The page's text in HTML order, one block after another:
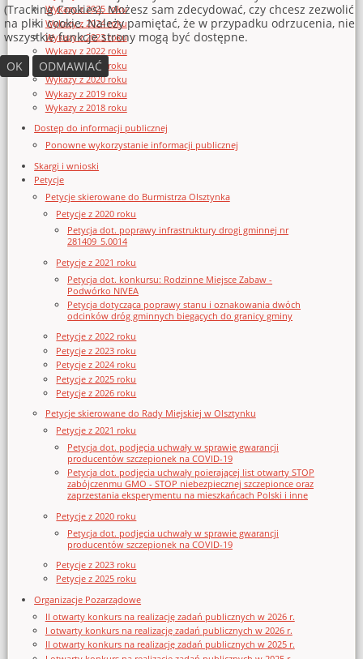
Wykazy z 2025 roku
Wykazy z 2024 roku
Wykazy z 2023 roku
Wykazy z 2022 roku
Wykazy z 2021 roku
Wykazy z 2020 roku
Wykazy z 2019 roku
Wykazy z 2018 roku
Dostęp do informacji publicznej
Ponowne wykorzystanie informacji publicznej
Skargi i wnioski
Petycje
Petycje skierowane do Burmistrza Olsztynka
Petycje z 2020 roku
Petycja dot. poprawy infrastruktury drogi gminnej nr
281409_5.0014
Petycje z 2021 roku
Petycja dot. konkursu: Rodzinne Miejsce Zabaw -
Podwórko NIVEA
Petycja dotycząca poprawy stanu i oznakowania dwóch
odcinków dróg gminnych biegących do granicy gminy
Petycje z 2022 roku
Petycje z 2023 roku
Petycje z 2024 roku
Petycje z 2025 roku
Petycje z 2026 roku
Petycje skierowane do Rady Miejskiej w Olsztynku
Petycje z 2021 roku
Petycja dot. podjęcia uchwały w sprawie gwarancji
producentów szczepionek na COVID-19
Petycja dot. podjęcia uchwały poierającej list otwarty STOP
zabójczenmu GMO - STOP niebezpiecznej szczepionce oraz
zaprzestania eksperymentu na mieszkańcach Polski i inne
Petycje z 2020 roku
Petycja dot. podjęcia uchwały w sprawie gwarancji
producentów szczepionek na COVID-19
Petycje z 2023 roku
Petycje z 2025 roku
Organizacje Pozarządowe
II otwarty konkurs na realizację zadań publicznych w 2026 r.
I otwarty konkurs na realizację zadań publicznych w 2026 r.
II otwarty konkurs na realizację zadań publicznych w 2025 r.
(Tracking Cookies). Możesz sam zdecydować, czy chcesz zezwolić
na pliki cookie. Należy pamiętać, że w przypadku odrzucenia, nie
wszystkie funkcje strony mogą być dostępne.
OK
ODMAWIAĆ